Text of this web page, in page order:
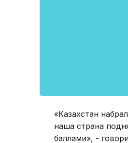
«Казахстан
наша страна
баллами», -